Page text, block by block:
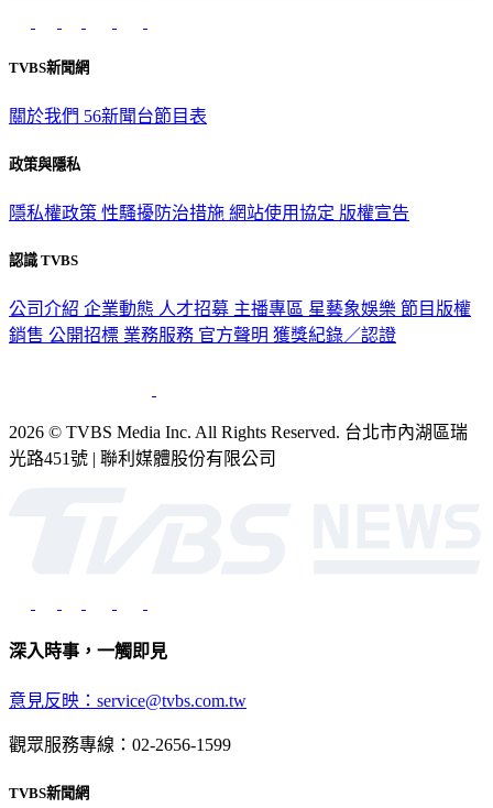
TVBS新聞網
關於我們 56新聞台節目表
政策與隱私
隱私權政策 性騷擾防治措施 網站使用協定 版權宣告
認識 TVBS
公司介紹 企業動態 人才招募 主播專區 星藝象娛樂 節目版權
銷售 公開招標 業務服務 官方聲明 獲獎紀錄／認證
2026 © TVBS Media Inc. All Rights Reserved. 台北市內湖區瑞
光路451號 | 聯利媒體股份有限公司
深入時事，一觸即見
意見反映：service@tvbs.com.tw
觀眾服務專線：02-2656-1599
TVBS新聞網